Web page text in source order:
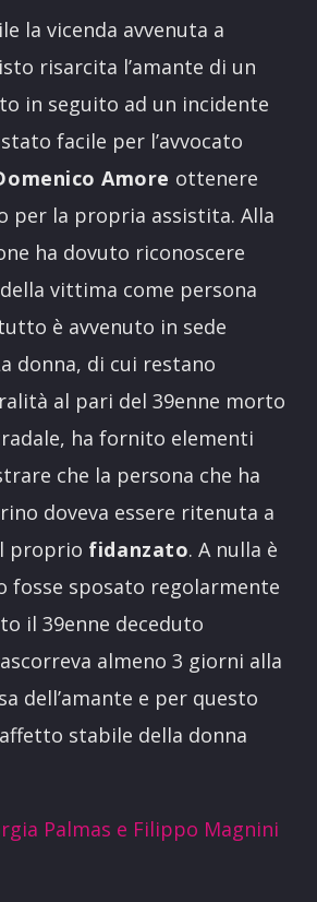
la vicenda avvenuta a
risarcita l’amante di un
in seguito ad un incidente
facile per l’avvocato
Amore ottenere
per la propria assistita. Alla
ha dovuto riconoscere
della vittima come persona
è avvenuto in sede
donna, di cui restano
al pari del 39enne morto
ha fornito elementi
che la persona che ha
doveva essere ritenuta a
proprio fidanzato. A nulla è
fosse sposato regolarmente
il 39enne deceduto
almeno 3 giorni alla
dell’amante e per questo
stabile della donna
Palmas e Filippo Magnini